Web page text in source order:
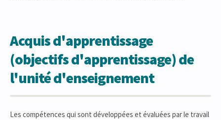
Acquis d'apprentissage
(objectifs d'apprentissage) de
l'unité d'enseignement
Les compétences qui sont développées et évaluées par le travail